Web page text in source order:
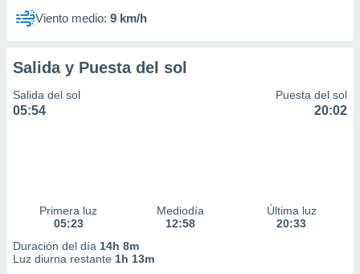
Viento medio: 9 km/h
Salida y Puesta del sol
Salida del sol
05:54
Puesta del sol
20:02
Primera luz
05:23
Mediodía
12:58
Última luz
20:33
Duración del día 14h 8m
Luz diurna restante 1h 13m